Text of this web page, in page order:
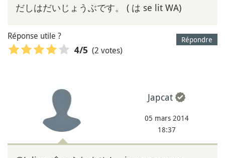
だしはだいじょうぶです。 ( は se lit WA)
Répondre
Réponse utile ?
4/5 (2 votes)
Japcat
05 mars 2014
18:37